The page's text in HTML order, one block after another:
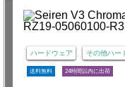
ハードウェア その他ハー
送料無料 24時間以内に出荷